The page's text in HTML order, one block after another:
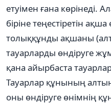
етуімен ғана көрінеді.
біріне теңестіретін
толыққұнды ақшаны
тауарларды өндіруге
қана айырбаста
Тауарлар құнының
оны өндіруге өнімнің